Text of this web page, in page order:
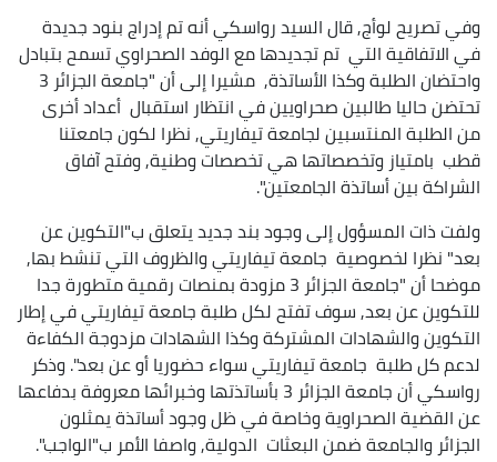
وفي تصريح لوأج, قال السيد رواسكي أنه تم إدراج بنود جديدة
في الاتفاقية التي تم تجديدها مع الوفد الصحراوي تسمح بتبادل
واحتضان الطلبة وكذا الأساتذة, مشيرا إلى أن "جامعة الجزائر 3
تحتضن حاليا طالبين صحراويين في انتظار استقبال أعداد أخرى
من الطلبة المنتسبين لجامعة تيفاريتي, نظرا لكون جامعتنا
قطب بامتياز وتخصصاتها هي تخصصات وطنية, وفتح آفاق
الشراكة بين أساتذة الجامعتين".
ولفت ذات المسؤول إلى وجود بند جديد يتعلق ب"التكوين عن
بعد" نظرا لخصوصية جامعة تيفاريتي والظروف التي تنشط بها,
موضحا أن "جامعة الجزائر 3 مزودة بمنصات رقمية متطورة جدا
للتكوين عن بعد, سوف تفتح لكل طلبة جامعة تيفاريتي في إطار
التكوين والشهادات المشتركة وكذا الشهادات مزدوجة الكفاءة
لدعم كل طلبة جامعة تيفاريتي سواء حضوريا أو عن بعد". وذكر
رواسكي أن جامعة الجزائر 3 بأساتذتها وخبرائها معروفة بدفاعها
عن القضية الصحراوية وخاصة في ظل وجود أساتذة يمثلون
الجزائر والجامعة ضمن البعثات الدولية, واصفا الأمر ب"الواجب".